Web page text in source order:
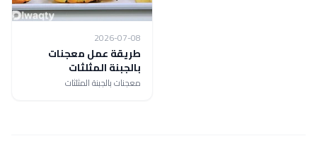
2026-07-08
طريقة عمل معجنات
بالجبنة المثلثات
معجنات بالجبنة المثلثات